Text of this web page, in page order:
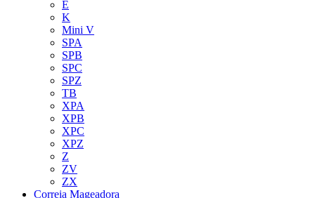
E
K
Mini V
SPA
SPB
SPC
SPZ
TB
XPA
XPB
XPC
XPZ
Z
ZV
ZX
Correia Mageadora